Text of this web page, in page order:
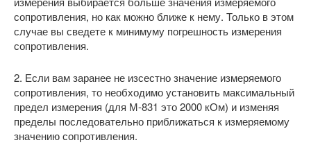
сопротивления, но как можно ближе к нему. Только в этом
случае вы сведете к минимуму погрешность измерения
сопротивления.
2. Если вам заранее не изсестно значение измеряемого
сопротивления, то необходимо установить максимальный
предел измерения (для М-831 это 2000 кОм) и изменяя
пределы последовательно приближаться к измеряемому
значению сопротивления.